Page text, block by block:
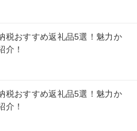
税おすすめ返礼品5選！魅力か
介！
税おすすめ返礼品5選！魅力か
介！